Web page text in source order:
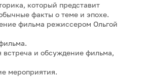
который представит
факты о теме и эпохе.
фильма режиссером Ольгой
встреча и обсуждение фильма,
мероприятия.